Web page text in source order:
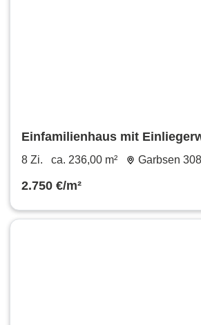
Einfamilienhaus mit
8 Zi. ca. 236,00 m² Garbsen
2.750 €/m²